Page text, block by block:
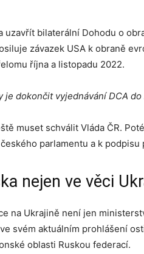
uzavřít bilaterální Dohodu o
závazek USA k obraně
října a listopadu 2022.
je dokončit vyjednávání DCA
muset schválit Vláda ČR.
parlamentu a k
nejen ve věci
na Ukrajině není jen
svém aktuálním prohlášení
oblasti Ruskou federací.